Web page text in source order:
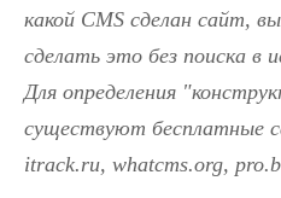
какой CMS сделан сайт,
сделать это без поиска в
Для определения
существуют бесплатные
itrack.ru, whatcms.org,